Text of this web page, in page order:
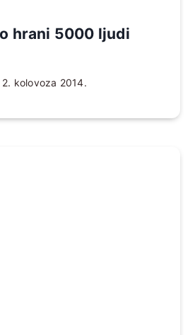
hrani 5000 ljudi
2. kolovoza 2014.